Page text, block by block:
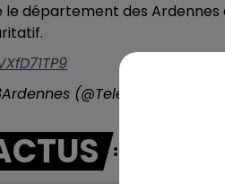
LE BEST OF DE LA
CHAMPAGNE FM
le département des
(@Telethon08A)